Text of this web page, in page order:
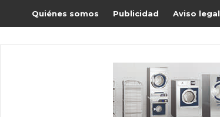
Quiénes somos Publicidad Aviso legal